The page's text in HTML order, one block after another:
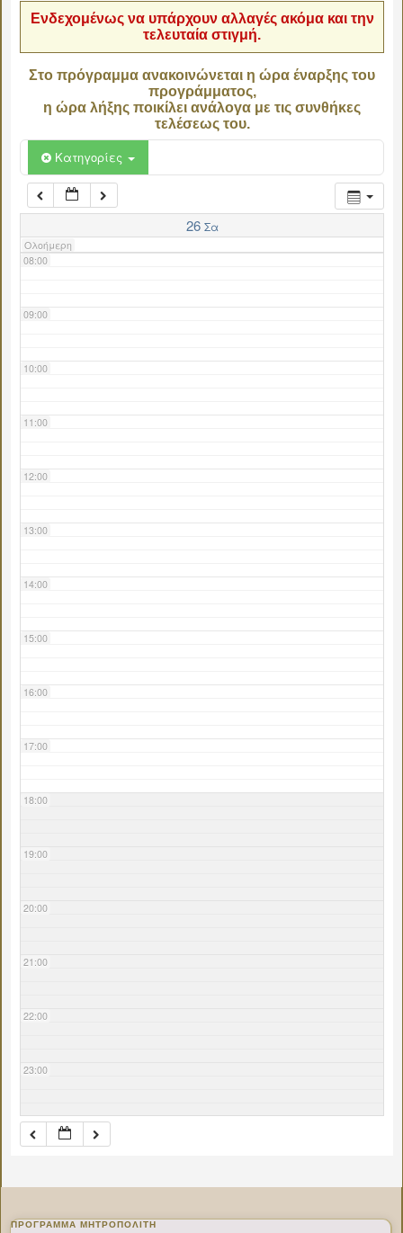
Ενδεχομένως να υπάρχουν αλλαγές ακόμα και την
τελευταία στιγμή.
Στο πρόγραμμα ανακοινώνεται η ώρα έναρξης του
προγράμματος,
η ώρα λήξης ποικίλει ανάλογα με τις συνθήκες
τελέσεως του.
Κατηγορίες
26 Σα
Ολοήμερη
06:00
07:00
08:00
09:00
10:00
11:00
12:00
13:00
14:00
15:00
16:00
17:00
18:00
19:00
20:00
21:00
22:00
23:00
ΠΡΌΓΡΑΜΜΑ ΜΗΤΡΟΠΟΛΊΤΗ